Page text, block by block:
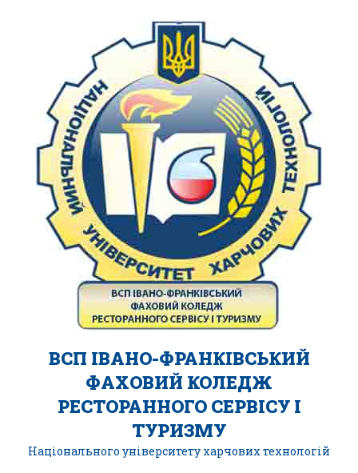
ВСП ІВАНО-ФРАНКІВСЬКИЙ
ФАХОВИЙ КОЛЕДЖ
РЕСТОРАННОГО СЕРВІСУ І
ТУРИЗМУ
Національного університету харчових технологій